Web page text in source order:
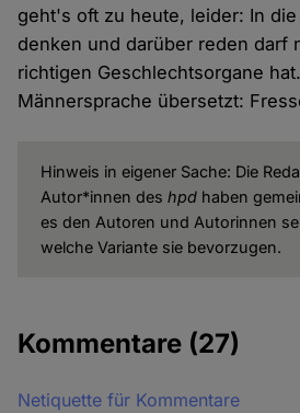
geht's oft zu heute, leider: In
denken und darüber reden darf
richtigen Geschlechtsorgane
Männersprache übersetzt:
Hinweis in eigener Sache: Die
Autor*innen des hpdhaben
es den Autoren und Autorinnen
welche Variante sie bevorzugen.
Kommentare (27)
Netiquette für Kommentare